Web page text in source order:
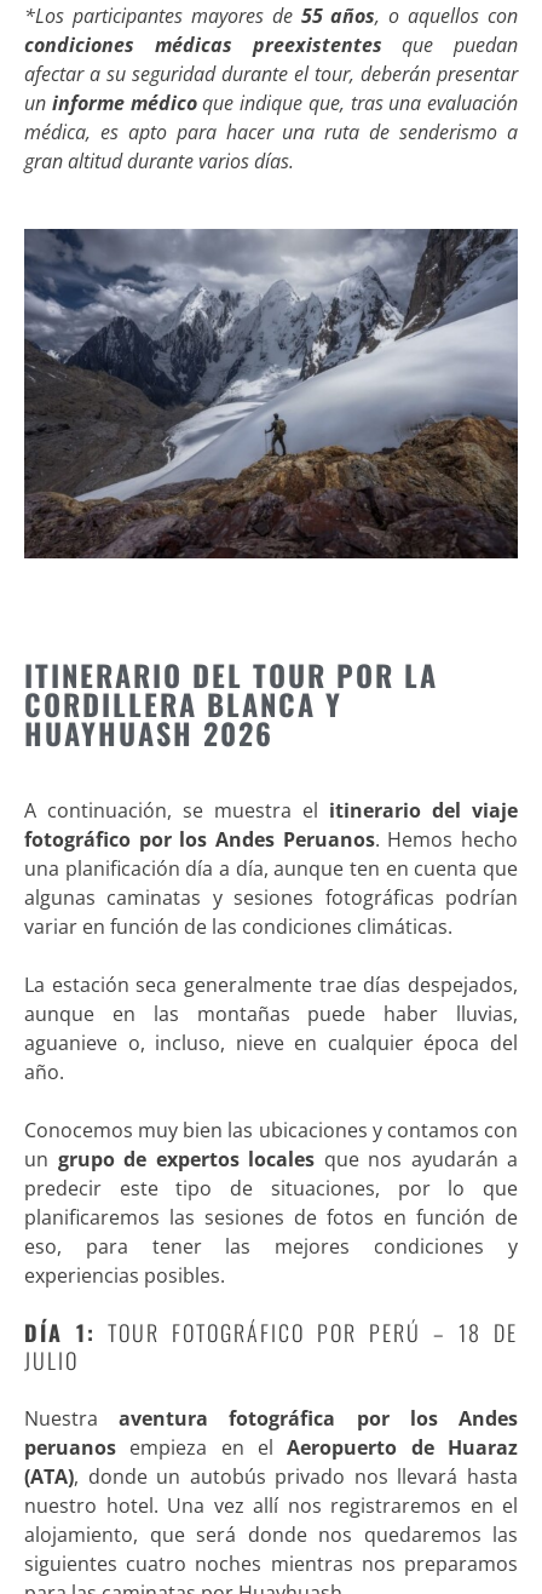
*Los participantes mayores de 55 años, o aquellos con
condiciones médicas preexistentes que puedan
afectar a su seguridad durante el tour, deberán presentar
un informe médicoque indique que, tras una evaluación
médica, es apto para hacer una ruta de senderismo a
gran altitud durante varios días.
ITINERARIO DEL TOUR POR LA
CORDILLERA BLANCA Y
HUAYHUASH 2026
A continuación, se muestra el itinerario del viaje
fotográfico por los Andes Peruanos. Hemos hecho
una planificación día a día, aunque ten en cuenta que
algunas caminatas y sesiones fotográficas podrían
variar en función de las condiciones climáticas.
La estación seca generalmente trae días despejados,
aunque en las montañas puede haber lluvias,
aguanieve o, incluso, nieve en cualquier época del
año.
Conocemos muy bien las ubicaciones y contamos con
un grupo de expertos locales que nos ayudarán a
predecir este tipo de situaciones, por lo que
planificaremos las sesiones de fotos en función de
eso, para tener las mejores condiciones y
experiencias posibles.
DÍA 1: TOUR FOTOGRÁFICO POR PERÚ – 18 DE
JULIO
Nuestraaventura fotográfica por los Andes
peruanos empieza en elAeropuerto de Huaraz
(ATA), donde un autobús privado nos llevará hasta
nuestro hotel. Una vez allí nos registraremos en el
alojamiento, que será donde nos quedaremos las
siguientes cuatro noches mientras nos preparamos